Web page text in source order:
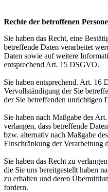
Rechte der betroffenen
Sie haben das Recht, eine
betreffende Daten verarbeitet
Daten sowie auf weitere
entsprechend Art. 15 DSGVO.
Sie haben entsprechend. Art. 16
Vervollständigung der Sie
der Sie betreffenden unrichtigen
Sie haben nach Maßgabe des
verlangen, dass betreffende
bzw. alternativ nach Maßgabe
Einschränkung der Verarbeitung
Sie haben das Recht zu
die Sie uns bereitgestellt haben
zu erhalten und deren
fordern.